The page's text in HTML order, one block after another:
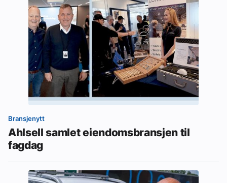
Bransjenytt
Ahlsell samlet eiendomsbransjen til
fagdag